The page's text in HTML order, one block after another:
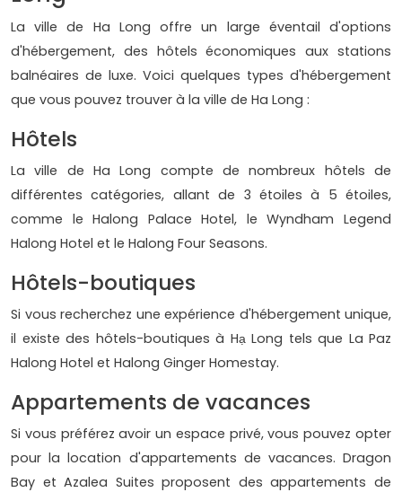
La ville de Ha Long offre un large éventail d'options
d'hébergement, des hôtels économiques aux stations
balnéaires de luxe. Voici quelques types d'hébergement
que vous pouvez trouver à la ville de Ha Long :
Hôtels
La ville de Ha Long compte de nombreux hôtels de
différentes catégories, allant de 3 étoiles à 5 étoiles,
comme le Halong Palace Hotel, le Wyndham Legend
Halong Hotel et le Halong Four Seasons.
Hôtels-boutiques
Si vous recherchez une expérience d'hébergement unique,
il existe des hôtels-boutiques à Hạ Long tels que La Paz
Halong Hotel et Halong Ginger Homestay.
Appartements de vacances
Si vous préférez avoir un espace privé, vous pouvez opter
pour la location d'appartements de vacances. Dragon
Bay et Azalea Suites proposent des appartements de